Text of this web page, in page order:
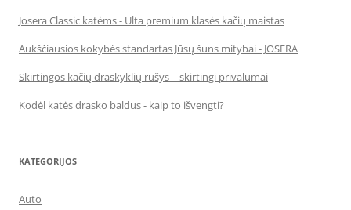
Josera Classic katėms - Ulta premium klasės kačių maistas
Aukščiausios kokybės standartas Jūsų šuns mitybai - JOSERA
Skirtingos kačių draskyklių rūšys – skirtingi privalumai
Kodėl katės drasko baldus - kaip to išvengti?
KATEGORIJOS
Auto